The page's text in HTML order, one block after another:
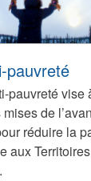
pauvreté
pauvreté vise
de
réduire la
aux